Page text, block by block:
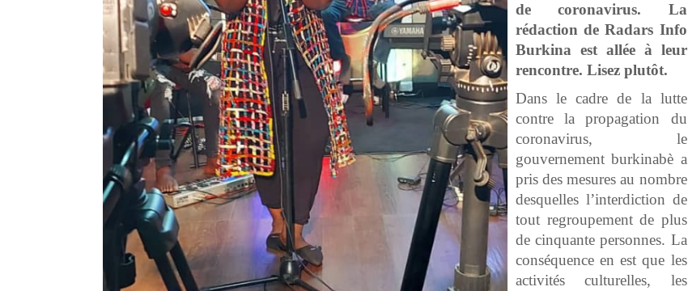
de coronavirus. La
rédaction de Radars Info
Burkina est allée à leur
rencontre. Lisez plutôt.
Dans le cadre de la lutte
contre la propagation du
coronavirus, le
gouvernement burkinabè a
pris des mesures au nombre
desquelles l’interdiction de
tout regroupement de plus
de cinquante personnes. La
conséquence en est que les
activités culturelles, les